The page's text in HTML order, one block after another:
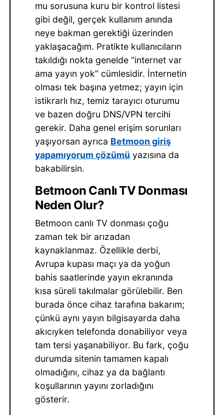
mu sorusuna kuru bir kontrol listesi
gibi değil, gerçek kullanım anında
neye bakman gerektiği üzerinden
yaklaşacağım. Pratikte kullanıcıların
takıldığı nokta genelde “internet var
ama yayın yok” cümlesidir. İnternetin
olması tek başına yetmez; yayın için
istikrarlı hız, temiz tarayıcı oturumu
ve bazen doğru DNS/VPN tercihi
gerekir. Daha genel erişim sorunları
yaşıyorsan ayrıca Betmoon giriş
yapamıyorum çözümü yazısına da
bakabilirsin.
Betmoon Canlı TV Donması
Neden Olur?
Betmoon canlı TV donması çoğu
zaman tek bir arızadan
kaynaklanmaz. Özellikle derbi,
Avrupa kupası maçı ya da yoğun
bahis saatlerinde yayın ekranında
kısa süreli takılmalar görülebilir. Ben
burada önce cihaz tarafına bakarım;
çünkü aynı yayın bilgisayarda daha
akıcıyken telefonda donabiliyor veya
tam tersi yaşanabiliyor. Bu fark, çoğu
durumda sitenin tamamen kapalı
olmadığını, cihaz ya da bağlantı
koşullarının yayını zorladığını
gösterir.